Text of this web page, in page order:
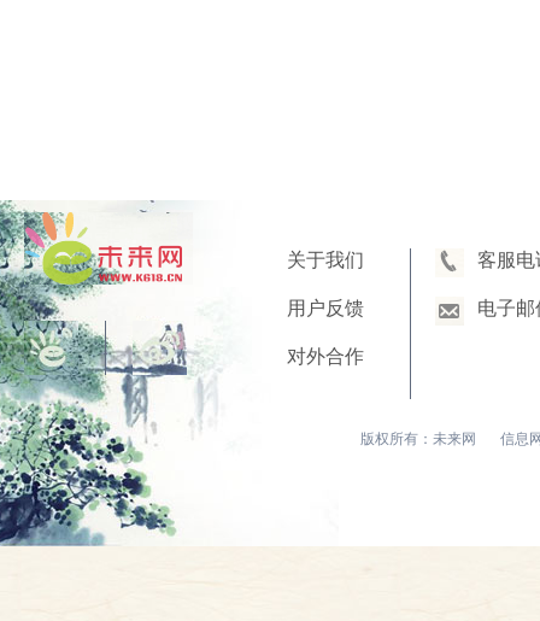
关于我们
用户反馈
对外合作
客服电
电子邮
版权所有：未来网 信息